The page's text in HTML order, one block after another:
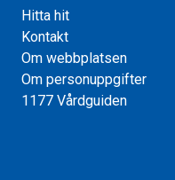
Hitta hit
Kontakt
Om webbplatsen
Om personuppgifter
1177 Vårdguiden